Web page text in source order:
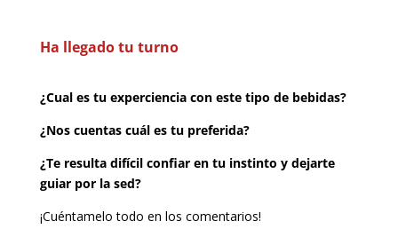
Ha llegado tu turno
¿Cual es tu experciencia con este tipo de bebidas?
¿Nos cuentas cuál es tu preferida?
¿Te resulta difícil confiar en tu instinto y dejarte
guiar por la sed?
¡Cuéntamelo todo en los comentarios!